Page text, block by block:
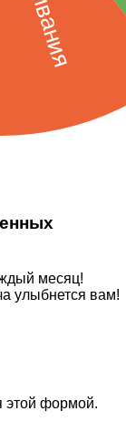
месяц!
улыбнется вам!
этой формой.